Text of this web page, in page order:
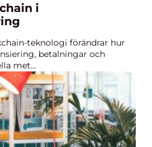
i
teknologi förändrar hur
betalningar och
met...